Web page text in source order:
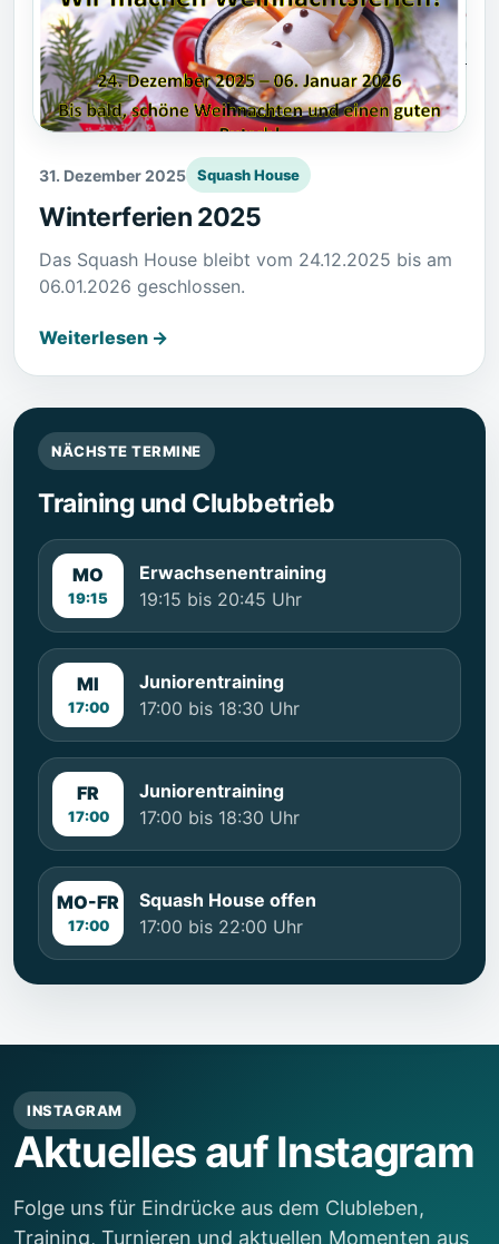
31. Dezember 2025 Squash House
Winterferien 2025
Das Squash House bleibt vom 24.12.2025 bis am
06.01.2026 geschlossen.
Weiterlesen →
NÄCHSTE TERMINE
Training und Clubbetrieb
MO
19:15
Erwachsenentraining
19:15 bis 20:45 Uhr
MI
17:00
Juniorentraining
17:00 bis 18:30 Uhr
FR
17:00
Juniorentraining
17:00 bis 18:30 Uhr
MO-FR
17:00
Squash House offen
17:00 bis 22:00 Uhr
INSTAGRAM
Aktuelles auf Instagram
Folge uns für Eindrücke aus dem Clubleben,
Training, Turnieren und aktuellen Momenten aus